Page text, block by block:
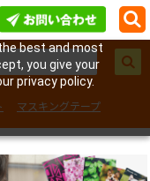
best and most
you give your
privacy policy.
マスキングテープ